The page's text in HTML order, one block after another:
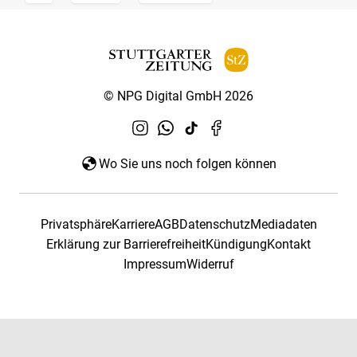
© NPG Digital GmbH 2026
Wo Sie uns noch folgen können
PrivatsphäreKarriereAGBDatenschutzMediadaten
Erklärung zur BarrierefreiheitKündigungKontakt
ImpressumWiderruf